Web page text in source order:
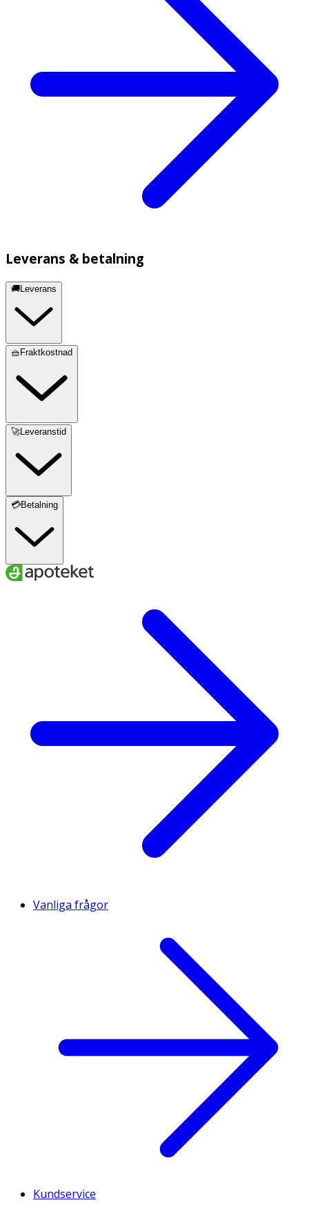
Leverans & betalning
🚚Leverans
🧺Fraktkostnad
🚀Leveranstid
💳Betalning
Vanliga frågor
Kundservice